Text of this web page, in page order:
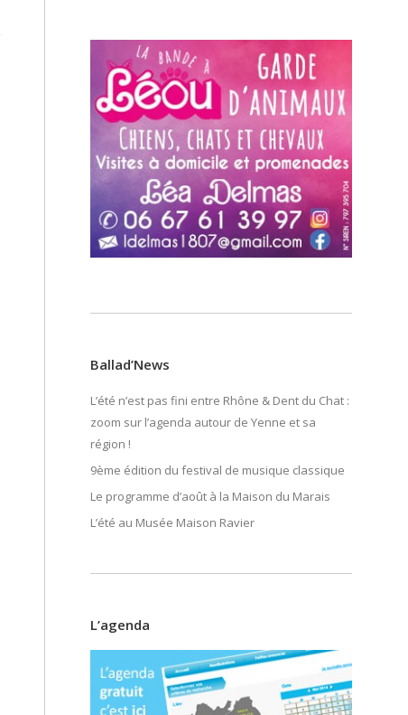
Ballad’News
L’été n’est pas fini entre Rhône & Dent du Chat :
zoom sur l’agenda autour de Yenne et sa
région !
9ème édition du festival de musique classique
Le programme d’août à la Maison du Marais
L’été au Musée Maison Ravier
L’agenda